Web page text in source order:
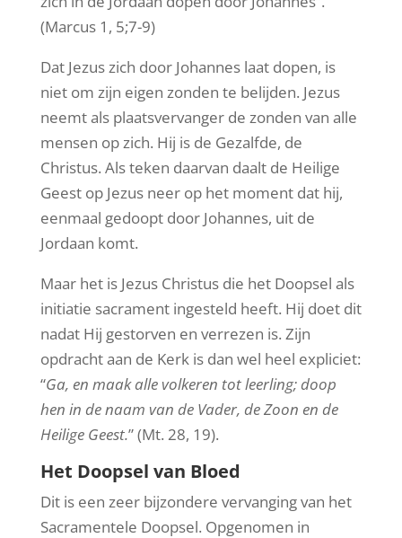
(Marcus 1, 5;7-9)
Dat Jezus zich door Johannes laat dopen, is
niet om zijn eigen zonden te belijden. Jezus
neemt als plaatsvervanger de zonden van alle
mensen op zich. Hij is de Gezalfde, de
Christus. Als teken daarvan daalt de Heilige
Geest op Jezus neer op het moment dat hij,
eenmaal gedoopt door Johannes, uit de
Jordaan komt.
Maar het is Jezus Christus die het Doopsel als
initiatie sacrament ingesteld heeft. Hij doet dit
nadat Hij gestorven en verrezen is. Zijn
opdracht aan de Kerk is dan wel heel expliciet:
“Ga, en maak alle volkeren tot leerling; doop
hen in de naam van de Vader, de Zoon en de
Heilige Geest.” (Mt. 28, 19).
Het Doopsel van Bloed
Dit is een zeer bijzondere vervanging van het
Sacramentele Doopsel. Opgenomen in